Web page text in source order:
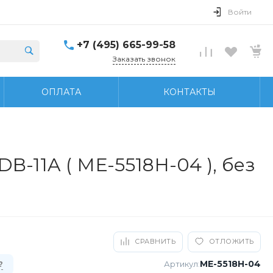
Войти
+7 (495) 665-99-58
Заказать звонок
ОПЛАТА КОНТАКТЫ
11A ( МЕ-5518Н-04 ), без
СРАВНИТЬ ОТЛОЖИТЬ
Артикул:МЕ-5518Н-04